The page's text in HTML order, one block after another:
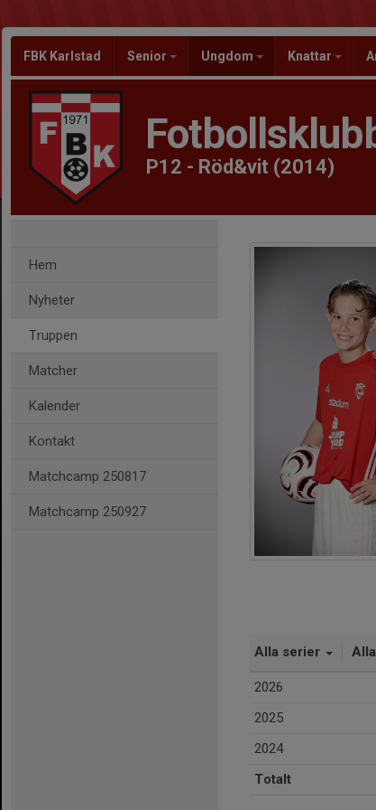
FBK Karlstad Senior Ungdom Knattar
P12 - Röd&vit (2014)
Hem
Nyheter
Truppen
Matcher
Kalender
Kontakt
Matchcamp 250817
Matchcamp 250927
Alla serier
2026
2025
2024
Totalt